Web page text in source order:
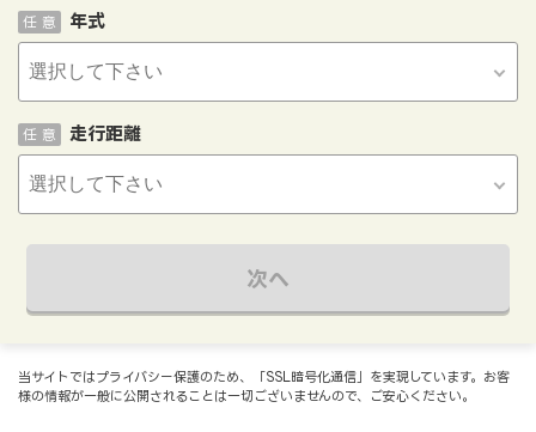
年式
任 意
走行距離
任 意
次へ
当サイトではプライバシー保護のため、「SSL暗号化通信」を実現しています。お客
様の情報が一般に公開されることは一切ございませんので、ご安心ください。